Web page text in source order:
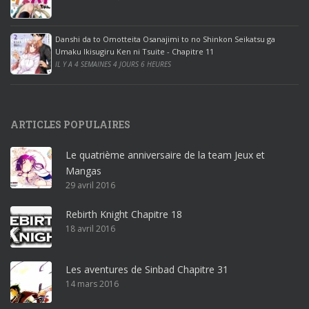
c
e
2
0
1
r
o
ff
i
c
e
3
r
Danshi da to Omotteita Osanajimi to no Shinkon Seikatsu ga
Umaku Ikisugiru Ken ni Tsuite - Chapitre 11
IL Y A 4 SEMAINES 4 JOURS 6 HEURES
ARTICLES POPULAIRES
Le quatrième anniversaire de la team Jeux et
Mangas
29 avril 2016
Rebirth Knight Chapitre 18
18 avril 2016
Les aventures de Sinbad Chapitre 31
14 mars 2016